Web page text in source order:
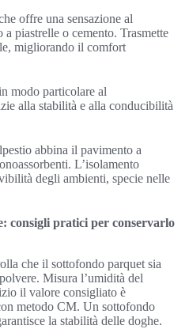
offre una sensazione al
piastrelle o cemento. Trasmette
migliorando il comfort
modo particolare al
alla stabilità e alla conducibilità
abbina il pavimento a
L’isolamento
degli ambienti, specie nelle
consigli pratici per conservarlo
che il sottofondo parquet sia
Misura l’umidità del
il valore consigliato è
metodo CM. Un sottofondo
la stabilità delle doghe.